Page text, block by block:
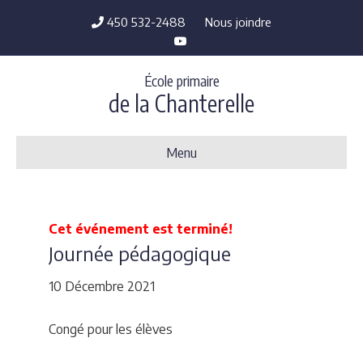
450 532-2488
Nous joindre
Y
o
u
u
e
École primaire
de la Chanterelle
Menu
Cet événement est terminé!
Journée pédagogique
10 Décembre 2021
Congé pour les élèves